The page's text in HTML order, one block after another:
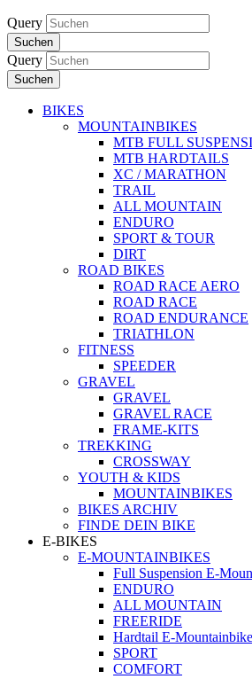
Query
Suchen
Query
Suchen
BIKES
MOUNTAINBIKES
MTB FULL
MTB HARDTAILS
XC / MARATHON
TRAIL
ALL MOUNTAIN
ENDURO
SPORT & TOUR
DIRT
ROAD BIKES
ROAD RACE AERO
ROAD RACE
ROAD ENDURANCE
TRIATHLON
FITNESS
SPEEDER
GRAVEL
GRAVEL
GRAVEL RACE
FRAME-KITS
TREKKING
CROSSWAY
YOUTH & KIDS
MOUNTAINBIKES
BIKES ARCHIV
FINDE DEIN BIKE
E-BIKES
E-MOUNTAINBIKES
Full Suspension E-
ENDURO
ALL MOUNTAIN
FREERIDE
Hardtail E-
SPORT
COMFORT